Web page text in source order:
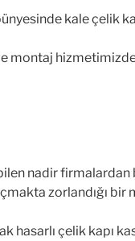
kale çelik
montaj
nadir firmalardan
zorlandığı bir
hasarlı çelik kapı